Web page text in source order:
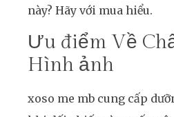
này? Hãy với mua hiểu.
Ưu điểm Về
Hình ảnh
xoso me mb cung cấp